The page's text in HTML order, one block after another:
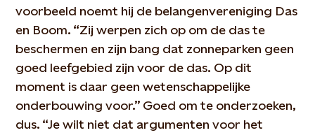
voorbeeld noemt hij de belangenvereniging Das
en Boom. “Zij werpen zich op om de das te
beschermen en zijn bang dat zonneparken geen
goed leefgebied zijn voor de das. Op dit
moment is daar geen wetenschappelijke
onderbouwing voor.” Goed om te onderzoeken,
dus. “Je wilt niet dat argumenten voor het